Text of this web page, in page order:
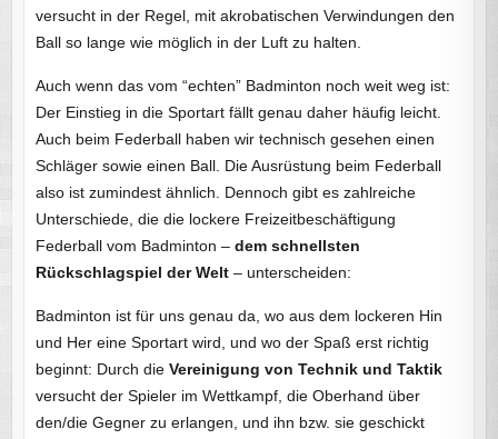
versucht in der Regel, mit akrobatischen Verwindungen den
Ball so lange wie möglich in der Luft zu halten.
Auch wenn das vom “echten” Badminton noch weit weg ist:
Der Einstieg in die Sportart fällt genau daher häufig leicht.
Auch beim Federball haben wir technisch gesehen einen
Schläger sowie einen Ball. Die Ausrüstung beim Federball
also ist zumindest ähnlich. Dennoch gibt es zahlreiche
Unterschiede, die die lockere Freizeitbeschäftigung
Federball vom Badminton – dem schnellsten
Rückschlagspiel der Welt– unterscheiden:
Badminton ist für uns genau da, wo aus dem lockeren Hin
und Her eine Sportart wird, und wo der Spaß erst richtig
beginnt: Durch die Vereinigung von Technik und Taktik
versucht der Spieler im Wettkampf, die Oberhand über
den/die Gegner zu erlangen, und ihn bzw. sie geschickt